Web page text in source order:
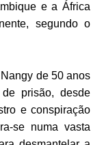
e a África
segundo o
de 50 anos
prisão, desde
e conspiração
se numa vasta